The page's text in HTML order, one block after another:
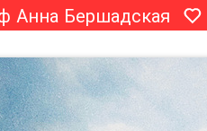
Анна Бершадская